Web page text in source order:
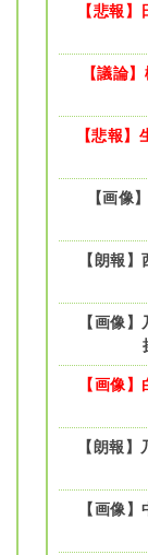
【悲報
【議論
【悲報
【画像
【朗報
【画像
【画像
【朗報
【画像